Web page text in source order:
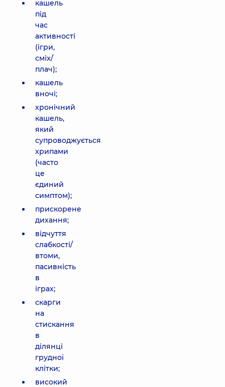
кашель
під
час
активності
(ігри,
сміх/
плач);
кашель
вночі;
хронічний
кашель,
який
супроводжується
хрипами
(часто
це
єдиний
симптом);
прискорене
дихання;
відчуття
слабкості/
втоми,
пасивність
в
іграх;
скарги
на
стискання
в
ділянці
грудної
клітки;
високий